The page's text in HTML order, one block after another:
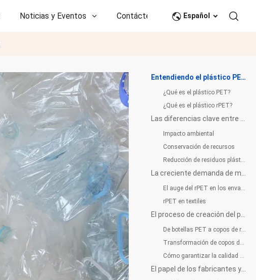
Noticias y Eventos Contáctenos CNEspañol
Entendiendo el plástico PET y rPET
¿Qué es el plástico PET?
¿Qué es el plástico rPET?
Impacto ambiental
Conservación de recursos
Reducción de residuos plásticos
El auge del rPET en los envases
rPET en textiles
De botellas PET a copos de rPET
Transformación de copos de rPET en nuevos productos
Cómo garantizar la calidad en la producción de rPET